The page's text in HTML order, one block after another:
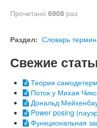
Прочитано 6908 раз
Раздел: Словарь
Свежие
Теория
Поток у Михая
Дональд
Power posing
Функциональная